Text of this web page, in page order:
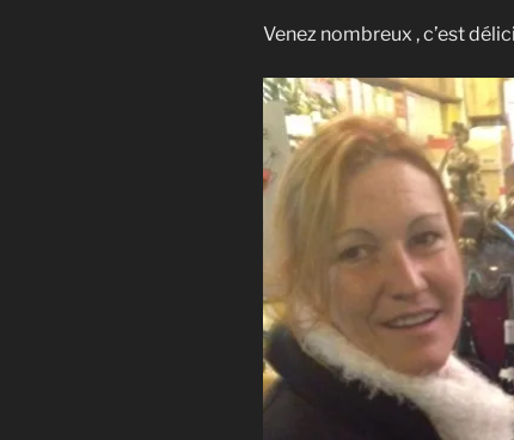
Venez nombreux , c’est